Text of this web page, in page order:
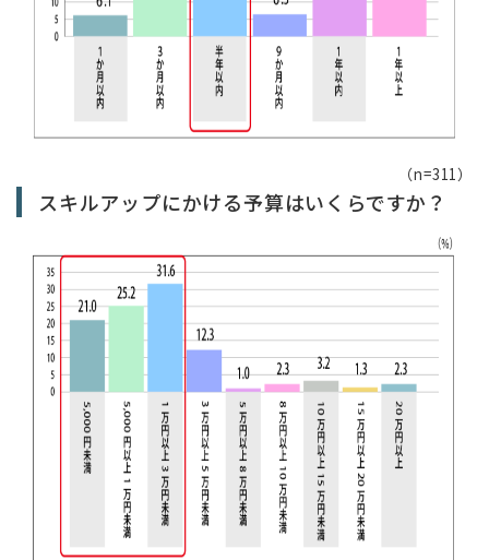
（n=311）
スキルアップにかける予算はいくらですか？